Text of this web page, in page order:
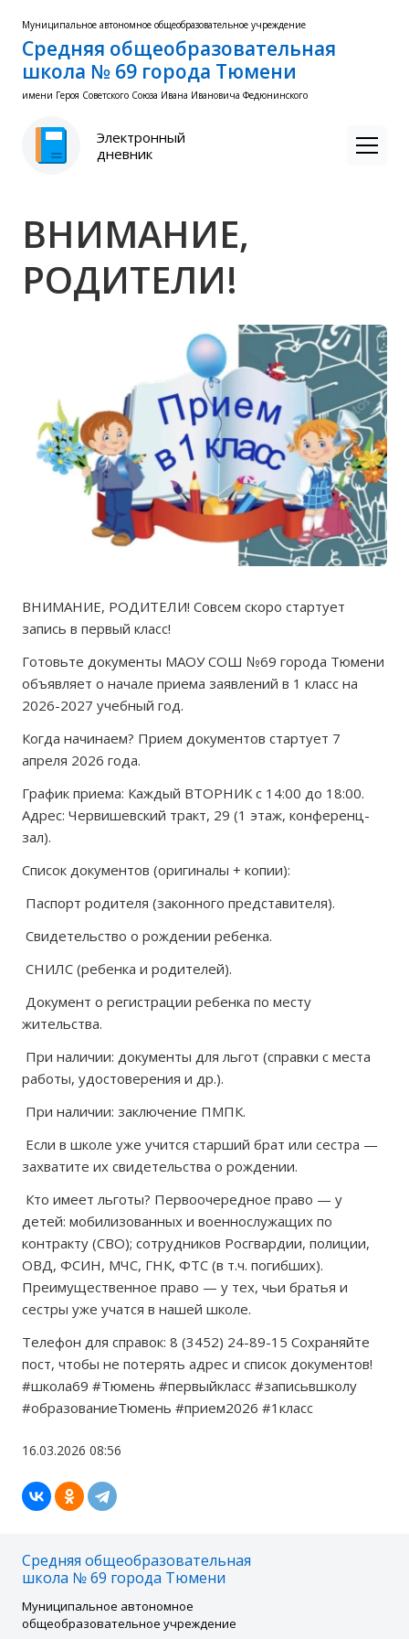
Муниципальное автономное общеобразовательное учреждение
Средняя общеобразовательная
школа № 69 города Тюмени
имени Героя Советского Союза Ивана Ивановича Федюнинского
Электронный
дневник
ВНИМАНИЕ,
РОДИТЕЛИ!
ВНИМАНИЕ, РОДИТЕЛИ! Совсем скоро стартует
запись в первый класс!
Готовьте документы МАОУ СОШ №69 города Тюмени
объявляет о начале приема заявлений в 1 класс на
2026-2027 учебный год.
Когда начинаем? Прием документов стартует 7
апреля 2026 года.
График приема: Каждый ВТОРНИК с 14:00 до 18:00.
Адрес: Червишевский тракт, 29 (1 этаж, конференц-
зал).
Список документов (оригиналы + копии):
Паспорт родителя (законного представителя).
Свидетельство о рождении ребенка.
СНИЛС (ребенка и родителей).
Документ о регистрации ребенка по месту
жительства.
При наличии: документы для льгот (справки с места
работы, удостоверения и др.).
При наличии: заключение ПМПК.
Если в школе уже учится старший брат или сестра —
захватите их свидетельства о рождении.
Кто имеет льготы? Первоочередное право — у
детей: мобилизованных и военнослужащих по
контракту (СВО); сотрудников Росгвардии, полиции,
ОВД, ФСИН, МЧС, ГНК, ФТС (в т.ч. погибших).
Преимущественное право — у тех, чьи братья и
сестры уже учатся в нашей школе.
Телефон для справок: 8 (3452) 24-89-15 Сохраняйте
пост, чтобы не потерять адрес и список документов!
#школа69 #Тюмень #первыйкласс #записьвшколу
#образованиеТюмень #прием2026 #1класс
16.03.2026 08:56
Средняя общеобразовательная
школа № 69 города Тюмени
Муниципальное автономное
общеобразовательное учреждение